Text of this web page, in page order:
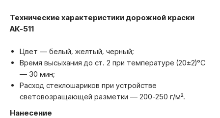
Технические характеристики дорожной краски
АК-511
Цвет — белый, желтый, черный;
Время высыхания до ст. 2 при температуре (20±2)°C
— 30 мин;
Расход стеклошариков при устройстве
световозращающей разметки — 200-250 г/м².
Нанесение